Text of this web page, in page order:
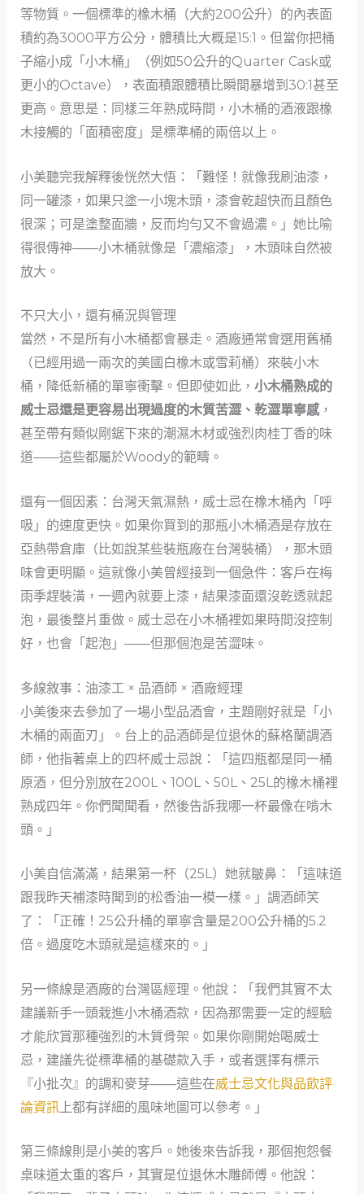
等物質。一個標準的橡木桶（大約200公升）的內表面
積約為3000平方公分，體積比大概是15:1。但當你把桶
子縮小成「小木桶」（例如50公升的Quarter Cask或
更小的Octave），表面積跟體積比瞬間暴增到30:1甚至
更高。意思是：同樣三年熟成時間，小木桶的酒液跟橡
木接觸的「面積密度」是標準桶的兩倍以上。
小美聽完我解釋後恍然大悟：「難怪！就像我刷油漆，
同一罐漆，如果只塗一小塊木頭，漆會乾超快而且顏色
很深；可是塗整面牆，反而均勻又不會過濃。」她比喻
得很傳神——小木桶就像是「濃縮漆」，木頭味自然被
放大。
不只大小，還有桶況與管理
當然，不是所有小木桶都會暴走。酒廠通常會選用舊桶
（已經用過一兩次的美國白橡木或雪莉桶）來裝小木
桶，降低新桶的單寧衝擊。但即使如此， 小木桶熟成的
威士忌還是更容易出現過度的木質苦澀、乾澀單寧感，
甚至帶有類似剛鋸下來的潮濕木材或強烈肉桂丁香的味
道——這些都屬於Woody的範疇。
還有一個因素：台灣天氣濕熱，威士忌在橡木桶內「呼
吸」的速度更快。如果你買到的那瓶小木桶酒是存放在
亞熱帶倉庫（比如說某些裝瓶廠在台灣裝桶），那木頭
味會更明顯。這就像小美曾經接到一個急件：客戶在梅
雨季趕裝潢，一週內就要上漆，結果漆面還沒乾透就起
泡，最後整片重做。威士忌在小木桶裡如果時間沒控制
好，也會「起泡」——但那個泡是苦澀味。
多線敘事：油漆工 × 品酒師 × 酒廠經理
小美後來去參加了一場小型品酒會，主題剛好就是「小
木桶的兩面刃」。台上的品酒師是位退休的蘇格蘭調酒
師，他指著桌上的四杯威士忌說：「這四瓶都是同一桶
原酒，但分別放在200L、100L、50L、25L的橡木桶裡
熟成四年。你們聞聞看，然後告訴我哪一杯最像在啃木
頭。」
小美自信滿滿，結果第一杯（25L）她就皺鼻：「這味道
跟我昨天補漆時聞到的松香油一模一樣。」調酒師笑
了：「正確！25公升桶的單寧含量是200公升桶的5.2
倍。過度吃木頭就是這樣來的。」
另一條線是酒廠的台灣區經理。他說：「我們其實不太
建議新手一頭栽進小木桶酒款，因為那需要一定的經驗
才能欣賞那種強烈的木質骨架。如果你剛開始喝威士
忌，建議先從標準桶的基礎款入手，或者選擇有標示
『小批次』的調和麥芽——這些在威士忌文化與品飲評
論資訊上都有詳細的風味地圖可以參考。」
第三條線則是小美的客戶。她後來告訴我，那個抱怨餐
桌味道太重的客戶，其實是位退休木雕師傅。他說：